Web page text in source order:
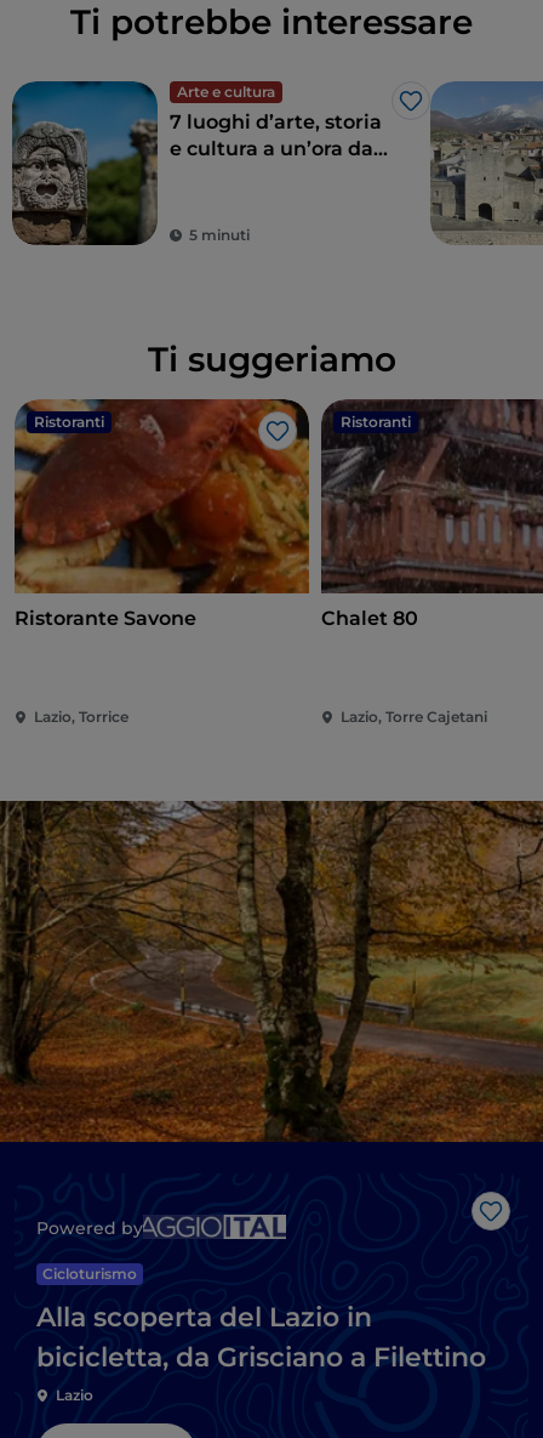
Ti potrebbe interessare
Arte e cultura
Like
7 luoghi d’arte, storia
e cultura a un’ora da
5 minuti
Ti suggeriamo
Ristoranti
Like
Ristorante Savone
Lazio, Torrice
Ristoranti
Chalet 80
Lazio, Torre Cajetani
Like
Powered by
Cicloturismo
Alla scoperta del Lazio in
bicicletta, da Grisciano a Filettino
Lazio